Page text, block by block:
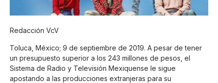
Redacción VcV
Toluca, México; 9 de septiembre de 2019. A pesar de tener
un presupuesto superior a los 243 millones de pesos, el
Sistema de Radio y Televisión Mexiquense le sigue
apostando a las producciones extranjeras para su